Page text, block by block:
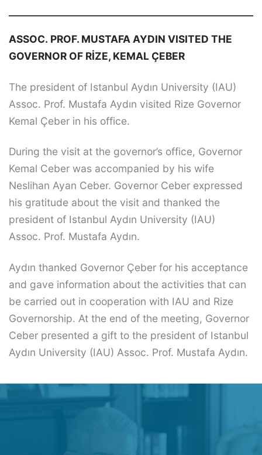
ASSOC. PROF. MUSTAFA AYDIN VISITED THE
GOVERNOR OF RİZE, KEMAL ÇEBER
The president of Istanbul Aydın University (IAU)
Assoc. Prof. Mustafa Aydın visited Rize Governor
Kemal Çeber in his office.
During the visit at the governor’s office, Governor
Kemal Ceber was accompanied by his wife
Neslihan Ayan Ceber. Governor Ceber expressed
his gratitude about the visit and thanked the
president of Istanbul Aydın University (IAU)
Assoc. Prof. Mustafa Aydın.
Aydın thanked Governor Çeber for his acceptance
and gave information about the activities that can
be carried out in cooperation with IAU and Rize
Governorship. At the end of the meeting, Governor
Ceber presented a gift to the president of Istanbul
Aydın University (IAU) Assoc. Prof. Mustafa Aydın.